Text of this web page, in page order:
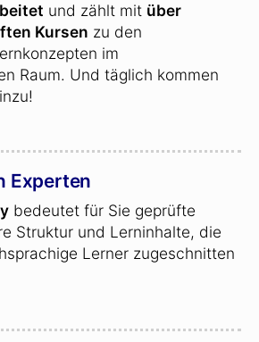
und zählt mit über
Kursen zu den
im
Raum. Und täglich kommen
Experten
bedeutet für Sie geprüfte
Struktur und Lerninhalte, die
Lerner zugeschnitten